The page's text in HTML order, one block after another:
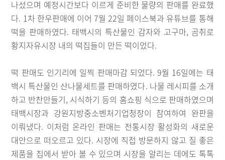
나섰으며 예정시간보다 이르게 준비한 물량의 판매를 완료했
다. 1차 한우판매에 이어 7월 22일 페이스북과 유튜브를 통해
떡을 판매하였다. 태백시의 특산물인 감자와 고구마, 곰취로
황지자유시장 내의 떡집들이 만든 떡이었다.
떡 판매도 인기리에 일찍 판매마감 되었다. 9월 16일에는 태
백시 특산물인 산나물세트를 판매하였다. 나물 레시피를 소개
하고 반찬만들기, 시식하기 등의 홈쇼핑 식으로 판매하였으며
태백시장과 강원지방중소벤처기업청장이 참여하여 완판을
이뤄냈다. 이처럼 온라인 판매는 전통시장 활성화의 새로운
대안으로 떠오르고 있다. 시장에 직접 방문하지 않고 질 좋은
제품을 집에서 받아 볼 수 있으며 시장을 알리는 데에도 톡톡